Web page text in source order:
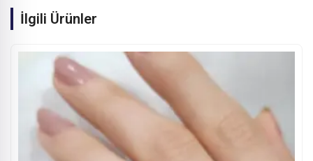
İlgili Ürünler